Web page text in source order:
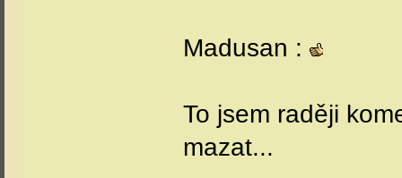
Madusan :
To jsem raději
mazat...